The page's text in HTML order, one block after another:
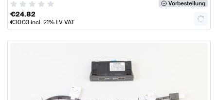
Vorbestellung
€24.82
€30.03incl. 21% LV VAT